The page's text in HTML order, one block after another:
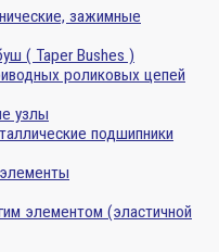
зажимные
( Taper Bushes )
роликовых цепей
узлы
подшипники
элементом (эластичной